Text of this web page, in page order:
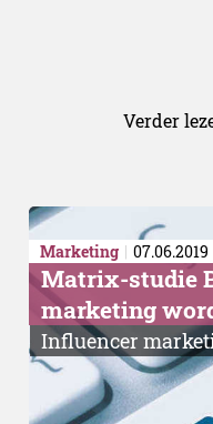
Verder
Marketing 07.06.2019
Matrix-studie
marketing
Influencer